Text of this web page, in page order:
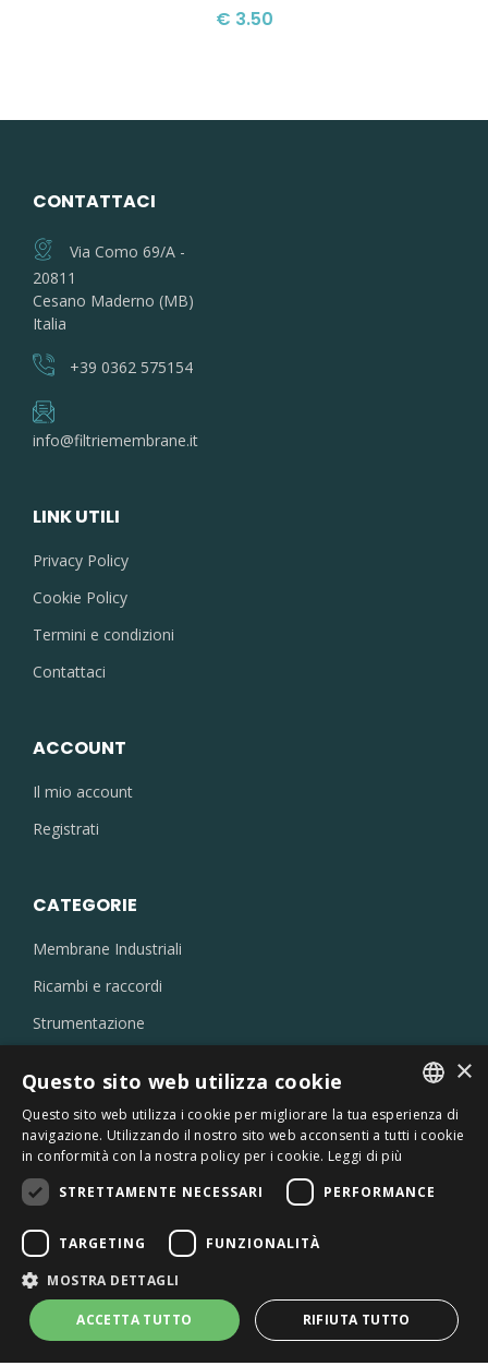
€ 3.50
CONTATTACI
Via Como 69/A -
20811
Cesano Maderno (MB)
Italia
+39 0362 575154
info@filtriemembrane.it
LINK UTILI
Privacy Policy
Cookie Policy
Termini e condizioni
Contattaci
ACCOUNT
Il mio account
Registrati
CATEGORIE
Membrane Industriali
Ricambi e raccordi
Strumentazione
Eiettori e ugelli
Prodotti per laboratori
Disoleatori
Prodotti chimici
© 2026 SEPRA SRL - SOCIETÀ CON UNICO SOCIO -
ITALIAN
×
Questo sito web utilizza cookie
Questo sito web utilizza i cookie per migliorare la tua esperienza di
navigazione. Utilizzando il nostro sito web acconsenti a tutti i cookie
in conformità con la nostra policy per i cookie. Leggi di più
STRETTAMENTE NECESSARI
PERFORMANCE
TARGETING FUNZIONALITÀ
MOSTRA DETTAGLI
ACCETTA TUTTO RIFIUTA TUTTO